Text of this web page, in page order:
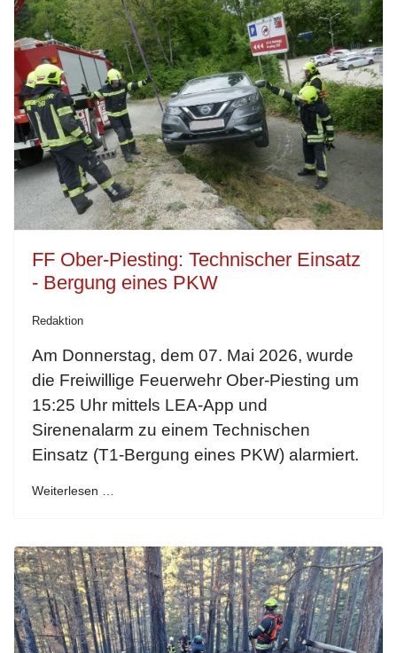
FF Ober-Piesting: Technischer Einsatz
- Bergung eines PKW
Redaktion
Am Donnerstag, dem 07. Mai 2026, wurde
die Freiwillige Feuerwehr Ober-Piesting um
15:25 Uhr mittels LEA-App und
Sirenenalarm zu einem Technischen
Einsatz (T1-Bergung eines PKW) alarmiert.
Weiterlesen …